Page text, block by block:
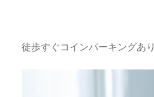
徒歩すぐコインパーキングあり